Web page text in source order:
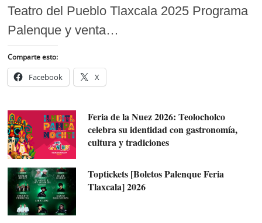
Teatro del Pueblo Tlaxcala 2025 Programa
Palenque y venta…
Comparte esto:
Facebook X
Feria de la Nuez 2026: Teolocholco
celebra su identidad con gastronomía,
cultura y tradiciones
Toptickets [Boletos Palenque Feria
Tlaxcala] 2026